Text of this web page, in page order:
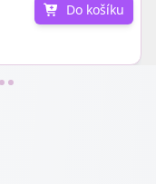
Do košíku